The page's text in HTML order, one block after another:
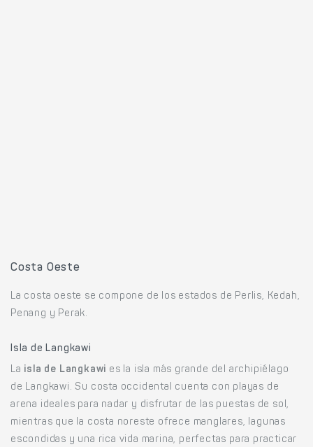
Costa Oeste
La costa oeste se compone de los estados de Perlis, Kedah,
Penang y Perak.
Isla de Langkawi
La isla de Langkawi es la isla más grande del archipiélago
de Langkawi. Su costa occidental cuenta con playas de
arena ideales para nadar y disfrutar de las puestas de sol,
mientras que la costa noreste ofrece manglares, lagunas
escondidas y una rica vida marina, perfectas para practicar